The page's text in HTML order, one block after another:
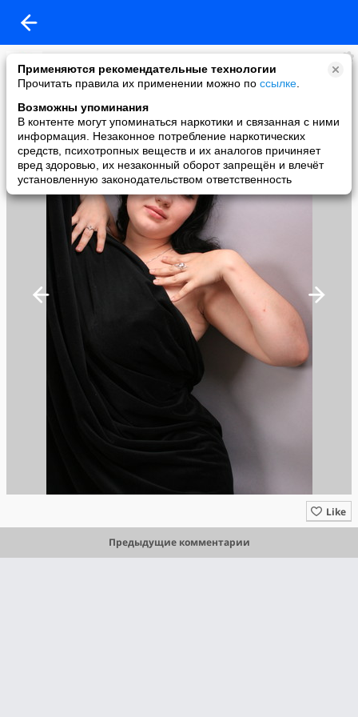
Применяются рекомендательные технологии
Прочитать правила их применении можно по ссылке
Возможны упоминания
В контенте могут упоминаться наркотики и связанная с ними
информация. Незаконное потребление наркотических
средств, психотропных веществ и их аналогов причиняет
вред здоровью, их незаконный оборот запрещён и влечёт
установленную законодательством ответственность
Кcения Гильмиярова
added a photo
10 Nov в 22:40
Like
Предыдущие комментарии